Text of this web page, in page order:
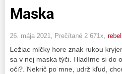
Maska
26. mája 2021, Prečítané 2 671x,
Ležiac mlčky hore znak rukou
sa v nej maska týči. Hladíme si do
oči?. Nekrič po mne, udrž kľud,